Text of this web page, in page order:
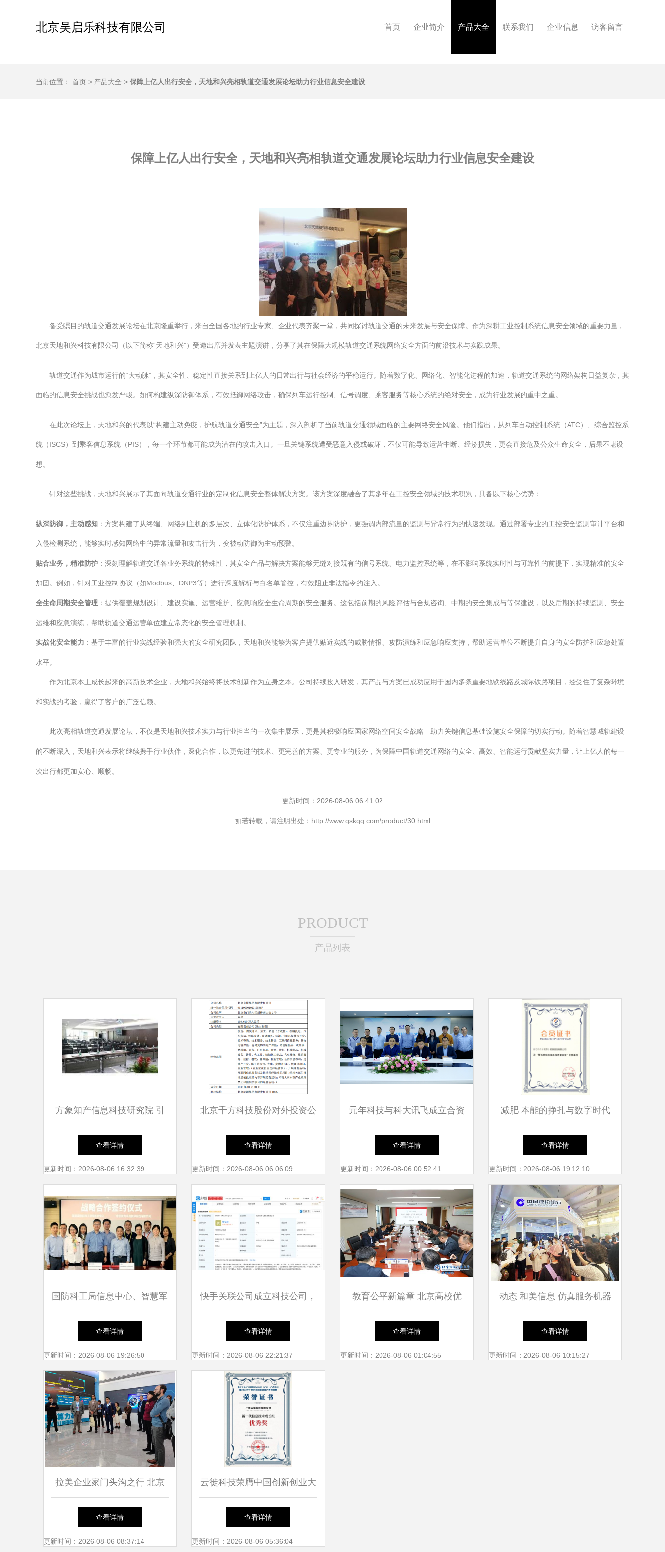
北京吴启乐科技有限公司 首页 企业简介 产品大全 联系我们 企业信息 访客留言
当前位置： 首页 > 产品大全 > 保障上亿人出行安全，天地和兴亮相轨道交通发展论坛助力行业信息安全建设
保障上亿人出行安全，天地和兴亮相轨道交通发展论坛助力行业信息安全建设
备受瞩目的轨道交通发展论坛在北京隆重举行，来自全国各地的行业专家、企业代表齐聚一堂，共同探讨轨道交通的未来发展与安全保障。作为深耕工业控制系统信息安全领域的重要力量，
北京天地和兴科技有限公司（以下简称“天地和兴”）受邀出席并发表主题演讲，分享了其在保障大规模轨道交通系统网络安全方面的前沿技术与实践成果。
轨道交通作为城市运行的“大动脉”，其安全性、稳定性直接关系到上亿人的日常出行与社会经济的平稳运行。随着数字化、网络化、智能化进程的加速，轨道交通系统的网络架构日益复杂，其
面临的信息安全挑战也愈发严峻。如何构建纵深防御体系，有效抵御网络攻击，确保列车运行控制、信号调度、乘客服务等核心系统的绝对安全，成为行业发展的重中之重。
在此次论坛上，天地和兴的代表以“构建主动免疫，护航轨道交通安全”为主题，深入剖析了当前轨道交通领域面临的主要网络安全风险。他们指出，从列车自动控制系统（ATC）、综合监控系
统（ISCS）到乘客信息系统（PIS），每一个环节都可能成为潜在的攻击入口。一旦关键系统遭受恶意入侵或破坏，不仅可能导致运营中断、经济损失，更会直接危及公众生命安全，后果不堪设
想。
针对这些挑战，天地和兴展示了其面向轨道交通行业的定制化信息安全整体解决方案。该方案深度融合了其多年在工控安全领域的技术积累，具备以下核心优势：
纵深防御，主动感知 ：方案构建了从终端、网络到主机的多层次、立体化防护体系，不仅注重边界防护，更强调内部流量的监测与异常行为的快速发现。通过部署专业的工控安全监测审计平台和
入侵检测系统，能够实时感知网络中的异常流量和攻击行为，变被动防御为主动预警。
贴合业务，精准防护 ：深刻理解轨道交通各业务系统的特殊性，其安全产品与解决方案能够无缝对接既有的信号系统、电力监控系统等，在不影响系统实时性与可靠性的前提下，实现精准的安全
加固。例如，针对工业控制协议（如Modbus、DNP3等）进行深度解析与白名单管控，有效阻止非法指令的注入。
全生命周期安全管理 ：提供覆盖规划设计、建设实施、运营维护、应急响应全生命周期的安全服务。这包括前期的风险评估与合规咨询、中期的安全集成与等保建设，以及后期的持续监测、安全
运维和应急演练，帮助轨道交通运营单位建立常态化的安全管理机制。
实战化安全能力 ：基于丰富的行业实战经验和强大的安全研究团队，天地和兴能够为客户提供贴近实战的威胁情报、攻防演练和应急响应支持，帮助运营单位不断提升自身的安全防护和应急处置
水平。
作为北京本土成长起来的高新技术企业，天地和兴始终将技术创新作为立身之本。公司持续投入研发，其产品与方案已成功应用于国内多条重要地铁线路及城际铁路项目，经受住了复杂环境
和实战的考验，赢得了客户的广泛信赖。
此次亮相轨道交通发展论坛，不仅是天地和兴技术实力与行业担当的一次集中展示，更是其积极响应国家网络空间安全战略，助力关键信息基础设施安全保障的切实行动。随着智慧城轨建设
的不断深入，天地和兴表示将继续携手行业伙伴，深化合作，以更先进的技术、更完善的方案、更专业的服务，为保障中国轨道交通网络的安全、高效、智能运行贡献坚实力量，让上亿人的每一
次出行都更加安心、顺畅。
更新时间：2026-08-06 06:41:02
如若转载，请注明出处：http://www.gskqq.com/product/30.html
PRODUCT
产品列表
方象知产信息科技研究院 引
领创新，北京信息技术咨询服
务的新标杆
查看详情
更新时间：2026-08-06 16:32:39
北京千方科技股份对外投资公
告 深化信息技术咨询服务布
局
查看详情
更新时间：2026-08-06 06:06:09
元年科技与科大讯飞成立合资
公司，强强联合加速企业数字
化转型进程
查看详情
更新时间：2026-08-06 00:52:41
减肥 本能的挣扎与数字时代
的修行
查看详情
更新时间：2026-08-06 19:12:10
国防科工局信息中心、智慧军
工联盟与索为系统签署战略合
作协议，共推工业软件与军工
信息化深度融合发展
查看详情
更新时间：2026-08-06 19:26:50
快手关联公司成立科技公司，
拓展教育咨询与信息技术服务
新业务
查看详情
更新时间：2026-08-06 22:21:37
教育公平新篇章 北京高校优
质资源惠及非985高考大省
查看详情
更新时间：2026-08-06 01:04:55
动态 和美信息 仿真服务机器
人惊艳亮相服贸会，以北京信
息技术咨询服务赋能展会焦点
查看详情
更新时间：2026-08-06 10:15:27
拉美企业家门头沟之行 北京
信息技术咨询服务的科技创新
力量令人赞叹
查看详情
更新时间：2026-08-06 08:37:14
云徙科技荣膺中国创新创业大
赛新一代信息技术优秀奖，以
北京为支点推动行业数字化转
查看详情
更新时间：2026-08-06 05:36:04